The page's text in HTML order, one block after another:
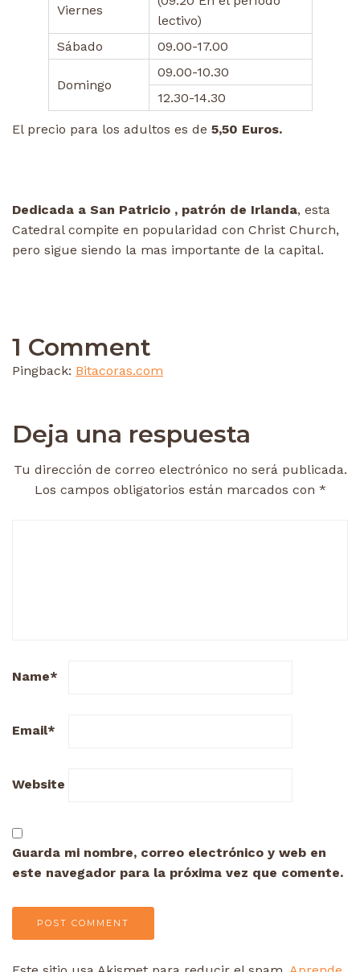
Viernes
lectivo)
Sábado
09.00-17.00
Domingo
09.00-10.30
12.30-14.30
El precio para los adultos es de 5,50 Euros.
Dedicada a San Patricio , patrón de Irlanda, esta
Catedral compite en popularidad con Christ Church,
pero sigue siendo la mas importante de la capital.
1 Comment
Pingback: Bitacoras.com
Deja una respuesta
Tu dirección de correo electrónico no será publicada.
Los campos obligatorios están marcados con *
Name*
Email*
Website
Guarda mi nombre, correo electrónico y web en
este navegador para la próxima vez que comente.